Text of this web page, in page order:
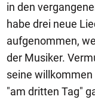
in den
habe drei neue
aufgenommen,
der Musiker.
seine willkommen
"am dritten Tag"